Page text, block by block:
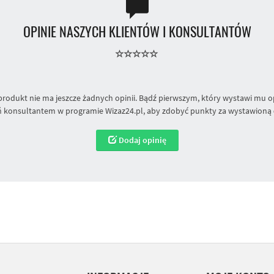
OPINIE NASZYCH KLIENTÓW I KONSULTANTÓW
nie ma jeszcze żadnych opinii. Bądź pierwszym, który wystawi mu
konsultantem w programie Wizaz24.pl, aby zdobyć punkty za wystawioną
Dodaj opinię